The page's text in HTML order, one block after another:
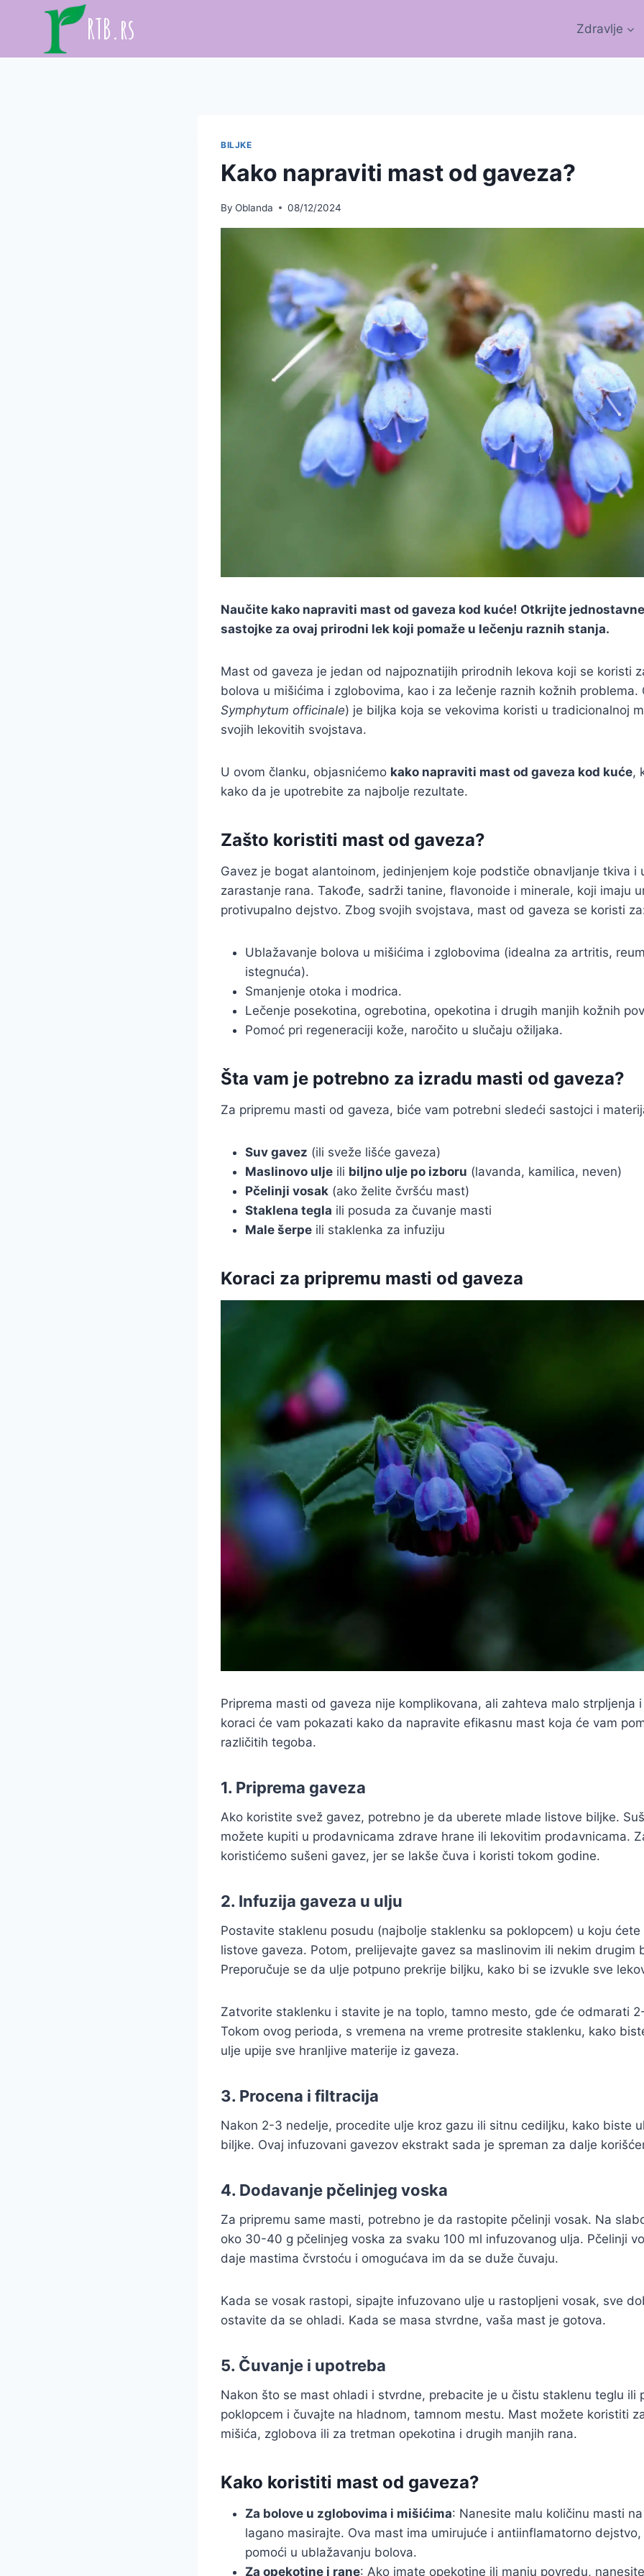
RTB.rs Zdravlje
BILJKE
Kako napraviti mast od gaveza?
By Oblanda 08/12/2024
Naučite kako napraviti mast od gaveza kod kuće! Otkrijte
sastojke za ovaj prirodni lek koji pomaže u lečenju raznih stanja.
Mast od gaveza je jedan od najpoznatijih prirodnih lekova koji se koristi
bolova u mišićima i zglobovima, kao i za lečenje raznih kožnih problema.
Symphytum officinale) je biljka koja se vekovima koristi u tradicionalnoj
svojih lekovitih svojstava.
U ovom članku, objasnićemo kako napraviti mast od gaveza kod kuće,
kako da je upotrebite za najbolje rezultate.
Zašto koristiti mast od gaveza?
Gavez je bogat alantoinom, jedinjenjem koje podstiče obnavljanje tkiva i
zarastanje rana. Takođe, sadrži tanine, flavonoide i minerale, koji imaju
protivupalno dejstvo. Zbog svojih svojstava, mast od gaveza se koristi
Ublažavanje bolova u mišićima i zglobovima (idealna za artritis,
istegnuća).
Smanjenje otoka i modrica.
Lečenje posekotina, ogrebotina, opekotina i drugih manjih kožnih
Pomoć pri regeneraciji kože, naročito u slučaju ožiljaka.
Šta vam je potrebno za izradu masti od gaveza?
Za pripremu masti od gaveza, biće vam potrebni sledeći sastojci i
Suv gavez (ili sveže lišće gaveza)
Maslinovo ulje ili biljno ulje po izboru (lavanda, kamilica, neven)
Pčelinji vosak (ako želite čvršću mast)
Staklena tegla ili posuda za čuvanje masti
Male šerpe ili staklenka za infuziju
Koraci za pripremu masti od gaveza
Priprema masti od gaveza nije komplikovana, ali zahteva malo strpljenja
koraci će vam pokazati kako da napravite efikasnu mast koja će vam
različitih tegoba.
1. Priprema gaveza
Ako koristite svež gavez, potrebno je da uberete mlade listove biljke.
možete kupiti u prodavnicama zdrave hrane ili lekovitim prodavnicama.
koristićemo sušeni gavez, jer se lakše čuva i koristi tokom godine.
2. Infuzija gaveza u ulju
Postavite staklenu posudu (najbolje staklenku sa poklopcem) u koju
listove gaveza. Potom, prelijevajte gavez sa maslinovim ili nekim drugim
Preporučuje se da ulje potpuno prekrije biljku, kako bi se izvukle sve
Zatvorite staklenku i stavite je na toplo, tamno mesto, gde će odmarati
Tokom ovog perioda, s vremena na vreme protresite staklenku, kako
ulje upije sve hranljive materije iz gaveza.
3. Procena i filtracija
Nakon 2-3 nedelje, procedite ulje kroz gazu ili sitnu cediljku, kako biste
biljke. Ovaj infuzovani gavezov ekstrakt sada je spreman za dalje
4. Dodavanje pčelinjeg voska
Za pripremu same masti, potrebno je da rastopite pčelinji vosak. Na
oko 30-40 g pčelinjeg voska za svaku 100 ml infuzovanog ulja. Pčelinji
daje mastima čvrstoću i omogućava im da se duže čuvaju.
Kada se vosak rastopi, sipajte infuzovano ulje u rastopljeni vosak, sve
ostavite da se ohladi. Kada se masa stvrdne, vaša mast je gotova.
5. Čuvanje i upotreba
Nakon što se mast ohladi i stvrdne, prebacite je u čistu staklenu teglu ili
poklopcem i čuvajte na hladnom, tamnom mestu. Mast možete koristiti
mišića, zglobova ili za tretman opekotina i drugih manjih rana.
Kako koristiti mast od gaveza?
Za bolove u zglobovima i mišićima: Nanesite malu količinu masti
lagano masirajte. Ova mast ima umirujuće i antiinflamatorno dejstvo,
pomoći u ublažavanju bolova.
Za opekotine i rane: Ako imate opekotine ili manju povredu,